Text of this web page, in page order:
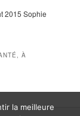
2015 Sophie
À
la meilleure